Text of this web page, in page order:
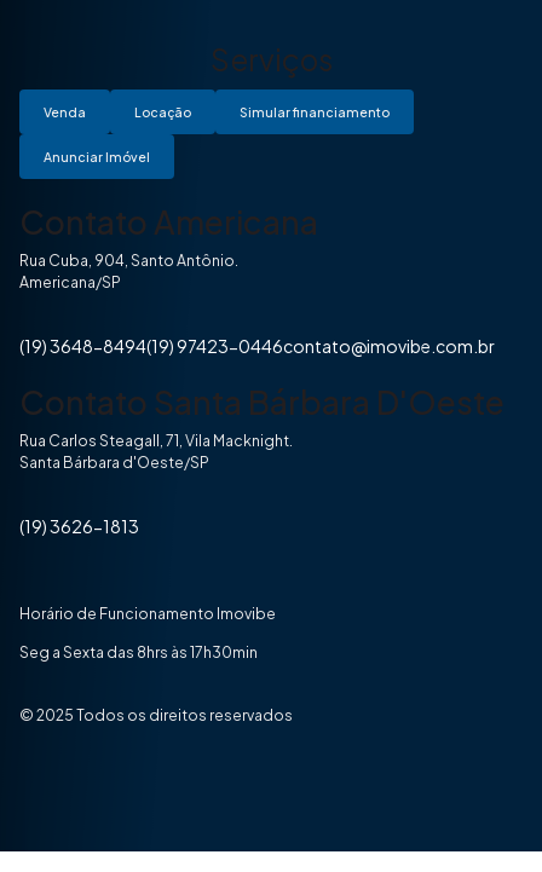
Serviços
Venda Locação Simular financiamento
Anunciar Imóvel
Contato Americana
Rua Cuba, 904, Santo Antônio.
Americana/SP
(19) 3648-8494(19) 97423-0446contato@imovibe.com.br
Contato Santa Bárbara D'Oeste
Rua Carlos Steagall, 71, Vila Macknight.
Santa Bárbara d'Oeste/SP
(19) 3626-1813
Horário de Funcionamento Imovibe
Seg a Sexta das 8hrs às 17h30min
© 2025 Todos os direitos reservados